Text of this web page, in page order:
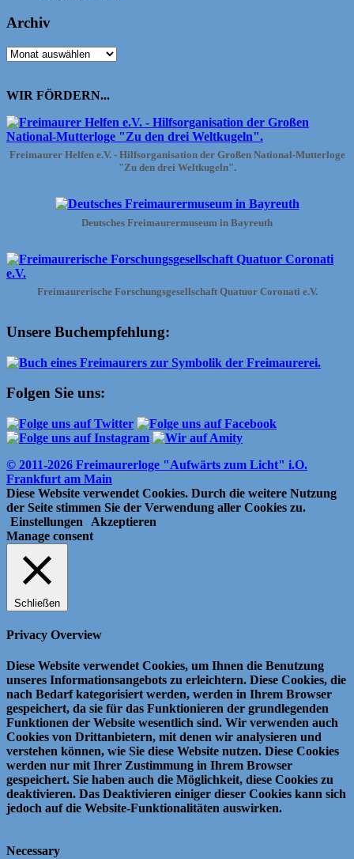
Archiv
Archiv
WIR FÖRDERN...
Freimaurer Helfen e.V. - Hilfsorganisation der Großen National-Mutterloge
"Zu den drei Weltkugeln".
Deutsches Freimaurermuseum in Bayreuth
Freimaurerische Forschungsgesellschaft Quatuor Coronati e.V.
Unsere Buchempfehlung:
Folgen Sie uns:
© 2011-2026 Freimaurerloge "Aufwärts zum Licht" i.O.
Frankfurt am Main
Diese Website verwendet Cookies. Durch die weitere Nutzung
der Seite stimmen Sie der Verwendung aller Cookies zu.
Einstellungen
Akzeptieren
Manage consent
Schließen
Privacy Overview
Diese Website verwendet Cookies, um Ihnen die Benutzung
unseres Informationsangebots zu erleichtern. Diese Cookies, die
nach Bedarf kategorisiert werden, werden in Ihrem Browser
gespeichert, da sie für das Funktionieren der grundlegenden
Funktionen der Website wesentlich sind. Wir verwenden auch
Cookies von Drittanbietern, mit denen wir analysieren und
verstehen können, wie Sie diese Website nutzen. Diese Cookies
werden nur mit Ihrer Zustimmung in Ihrem Browser
gespeichert. Sie haben auch die Möglichkeit, diese Cookies zu
deaktivieren. Das Deaktivieren einiger dieser Cookies kann sich
jedoch auf die Website-Funktionalitäten auswirken.
Necessary